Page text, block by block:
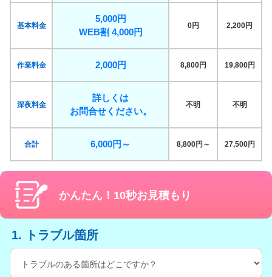
基本料金
5,000円
WEB割 4,000円
0円 2,200円
作業料金 2,000円 8,800円 19,800円
深夜料金
詳しくは
お問合せください。
不明 不明
合計 6,000円～ 8,800円～ 27,500円
かんたん！10秒お見積もり
1. トラブル箇所